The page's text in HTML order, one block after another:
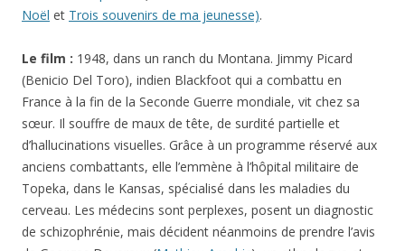
Noël et Trois souvenirs de ma jeunesse).
Le film : 1948, dans un ranch du Montana. Jimmy Picard
(Benicio Del Toro), indien Blackfoot qui a combattu en
France à la fin de la Seconde Guerre mondiale, vit chez sa
sœur. Il souffre de maux de tête, de surdité partielle et
d’hallucinations visuelles. Grâce à un programme réservé aux
anciens combattants, elle l’emmène à l’hôpital militaire de
Topeka, dans le Kansas, spécialisé dans les maladies du
cerveau. Les médecins sont perplexes, posent un diagnostic
de schizophrénie, mais décident néanmoins de prendre l’avis